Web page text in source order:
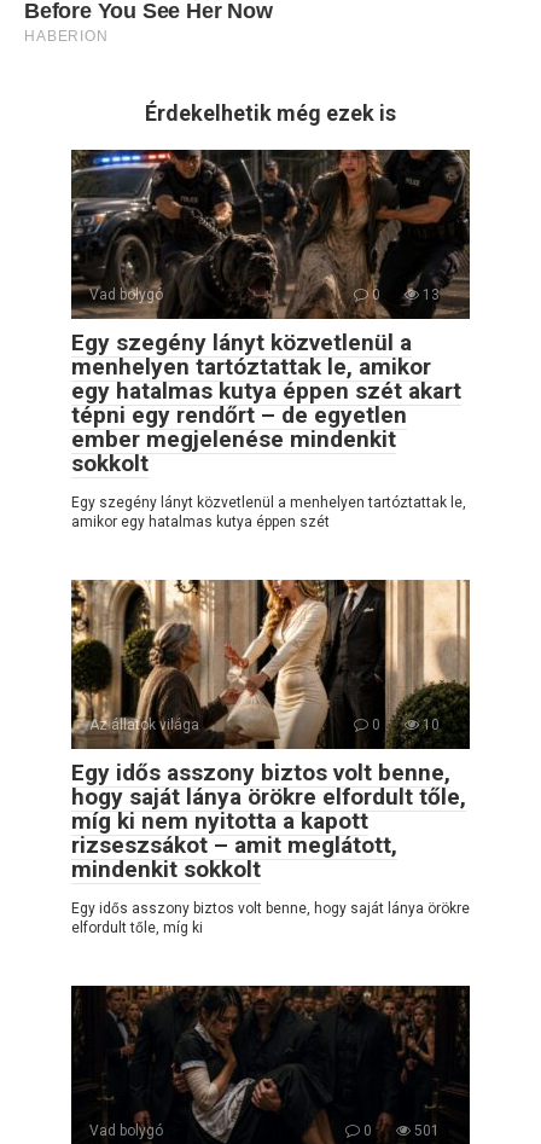
Érdekelhetik még ezek is
Vad bolygó 0 13
Egy szegény lányt közvetlenül a
menhelyen tartóztattak le, amikor
egy hatalmas kutya éppen szét akart
tépni egy rendőrt – de egyetlen
ember megjelenése mindenkit
sokkolt
Egy szegény lányt közvetlenül a menhelyen tartóztattak le,
amikor egy hatalmas kutya éppen szét
Az állatok világa 0 10
Egy idős asszony biztos volt benne,
hogy saját lánya örökre elfordult tőle,
míg ki nem nyitotta a kapott
rizseszsákot – amit meglátott,
mindenkit sokkolt
Egy idős asszony biztos volt benne, hogy saját lánya örökre
elfordult tőle, míg ki
Vad bolygó 0 501